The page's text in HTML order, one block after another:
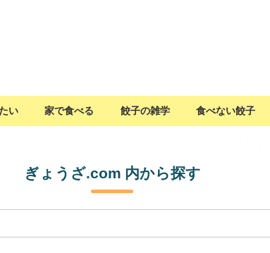
い 家で食べる 餃子の雑学 食べない餃子
ぎょうざ.com 内から探す